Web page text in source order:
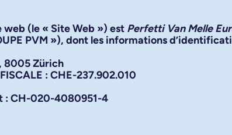
web (le «Site Web ») est Perfetti Van Melle
PVM »), dont les informations
8005 Zürich
: CHE-237.902.010
: CH-020-4080951-4